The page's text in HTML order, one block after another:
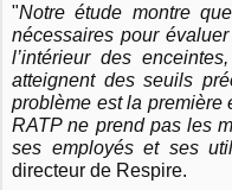
"Notre étude montre
nécessaires pour
l’intérieur des
atteignent des seuils
problème est la première
RATP ne prend pas les
ses employés et ses
directeur de Respire.